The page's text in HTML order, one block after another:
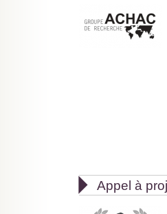
 Appel à